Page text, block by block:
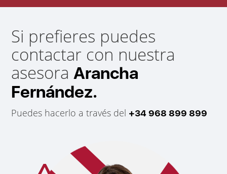
Si prefieres puedes
contactar con nuestra
asesoraArancha
Fernández.
Puedes hacerlo a través del +34 968 899 899